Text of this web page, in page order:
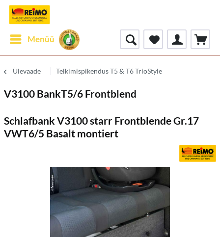
Menüü
Ülevaade Telkimispikendus T5 & T6 TrioStyle
V3100 BankT5/6 Frontblend
Schlafbank V3100 starr Frontblende Gr.17
VWT6/5 Basalt montiert